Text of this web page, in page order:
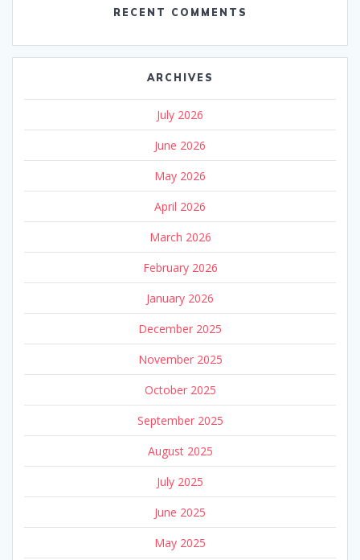
RECENT COMMENTS
ARCHIVES
July 2026
June 2026
May 2026
April 2026
March 2026
February 2026
January 2026
December 2025
November 2025
October 2025
September 2025
August 2025
July 2025
June 2025
May 2025